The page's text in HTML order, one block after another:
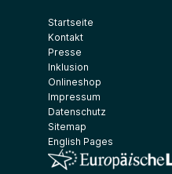
Startseite
Kontakt
Presse
Inklusion
Onlineshop
Impressum
Datenschutz
Sitemap
English Pages